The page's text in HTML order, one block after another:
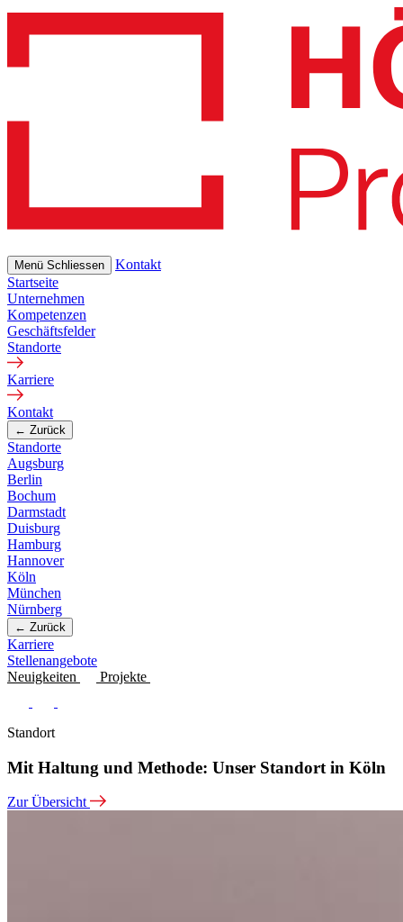
Skip
content
Menü Schliessen
Kontakt
Startseite
Unternehmen
Kompetenzen
Geschäftsfelder
Standorte
Karriere
Kontakt
← Zurück
Standorte
Augsburg
Berlin
Bochum
Darmstadt
Duisburg
Hamburg
Hannover
Köln
München
Nürnberg
← Zurück
Karriere
Stellenangebote
Neuigkeiten
Projekte
Standort
Mit Haltung und Methode: Unser Standort in Köln
Zur Übersicht